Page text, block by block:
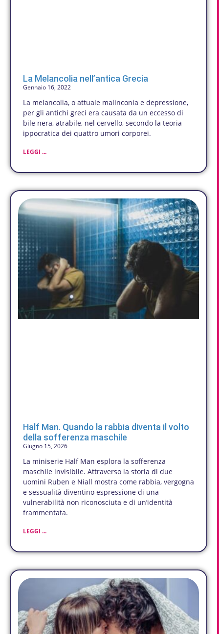
La Melancolia nell’antica Grecia
Gennaio 16, 2022
La melancolia, o attuale malinconia e depressione,
per gli antichi greci era causata da un eccesso di
bile nera, atrabile, nel cervello, secondo la teoria
ippocratica dei quattro umori corporei.
LEGGI ...
Half Man. Quando la rabbia diventa il volto
della sofferenza maschile
Giugno 15, 2026
La miniserie Half Man esplora la sofferenza
maschile invisibile. Attraverso la storia di due
uomini Ruben e Niall mostra come rabbia, vergogna
e sessualità diventino espressione di una
vulnerabilità non riconosciuta e di un’identità
frammentata.
LEGGI ...